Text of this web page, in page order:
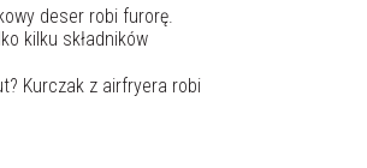
deser robi furorę.
kilku składników
Kurczak z airfryera robi